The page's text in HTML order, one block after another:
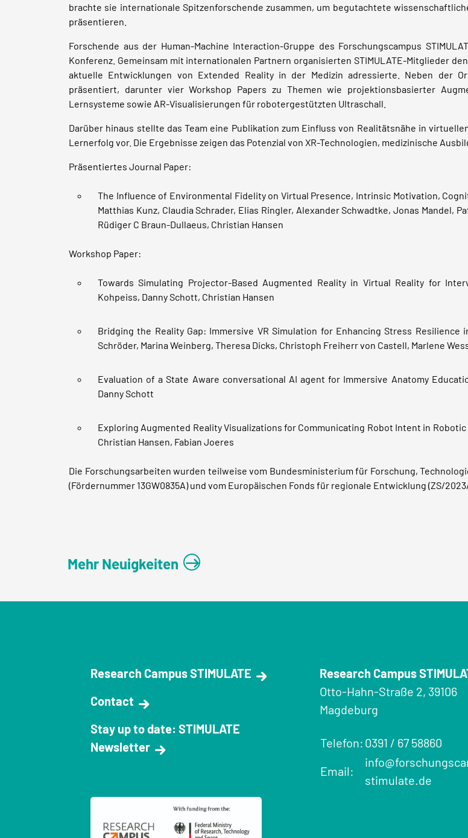
brachte sie internationale Spitzenforschende zusammen, um begutachtete
präsentieren.
Forschende aus der Human-Machine Interaction-Gruppe des Forschungscampus
Konferenz. Gemeinsam mit internationalen Partnern organisierten STIMULATE-Mitglieder
aktuelle Entwicklungen von Extended Reality in der Medizin adressierte. Neben der
präsentiert, darunter vier Workshop Papers zu Themen wie projektionsbasierter
Lernsysteme sowie AR-Visualisierungen für robotergestützten Ultraschall.
Darüber hinaus stellte das Team eine Publikation zum Einfluss von Realitätsnähe in
Lernerfolg vor. Die Ergebnisse zeigen das Potenzial von XR-Technologien, medizinische
Präsentiertes Journal Paper:
The Influence of Environmental Fidelity on Virtual Presence, Intrinsic Motivation,
Matthias Kunz, Claudia Schrader, Elias Ringler, Alexander Schwadtke, Jonas Mandel,
Rüdiger C Braun-Dullaeus, Christian Hansen
Workshop Paper:
Towards Simulating Projector-Based Augmented Reality in Virtual Reality for
Kohpeiss, Danny Schott, Christian Hansen
Bridging the Reality Gap: Immersive VR Simulation for Enhancing Stress Resilience
Schröder, Marina Weinberg, Theresa Dicks, Christoph Freiherr von Castell, Marlene
Evaluation of a State Aware conversational AI agent for Immersive Anatomy
Danny Schott
Exploring Augmented Reality Visualizations for Communicating Robot Intent in
Christian Hansen, Fabian Joeres
Die Forschungsarbeiten wurden teilweise vom Bundesministerium für Forschung,
(Fördernummer 13GW0835A) und vom Europäischen Fonds für regionale Entwicklung (ZS/
Mehr Neuigkeiten
Research Campus STIMULATE
Contact
Stay up to date: STIMULATE
Newsletter
Research Campus
Otto-Hahn-Straße 2, 39106
Magdeburg
Telefon: 0391 / 67 58860
Email:
stimulate.de